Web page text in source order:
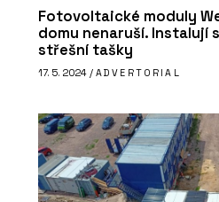
Fotovoltaické moduly
domu nenaruší. Instalují
střešní tašky
17. 5. 2024 / ADVERTORIAL